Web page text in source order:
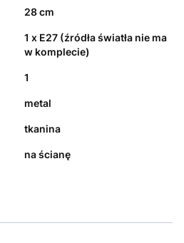
28 cm
1 x E27 (źródła światła nie ma
w komplecie)
1
metal
tkanina
na ścianę